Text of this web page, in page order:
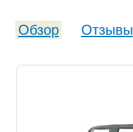
Обзор Отзывы